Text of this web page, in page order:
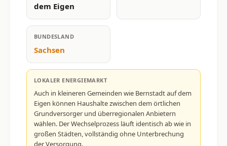
dem Eigen
BUNDESLAND
Sachsen
LOKALER ENERGIEMARKT
Auch in kleineren Gemeinden wie Bernstadt auf dem
Eigen können Haushalte zwischen dem örtlichen
Grundversorger und überregionalen Anbietern
wählen. Der Wechselprozess läuft identisch ab wie in
großen Städten, vollständig ohne Unterbrechung
der Versorgung.